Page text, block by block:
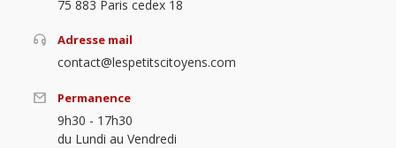
75 883 Paris cedex 18
Adresse mail
contact@lespetitscitoyens.com
Permanence
9h30 - 17h30
du Lundi au Vendredi